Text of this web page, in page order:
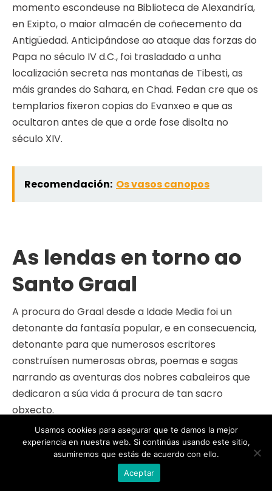
momento escondeuse na Biblioteca de Alexandría,
en Exipto, o maior almacén de coñecemento da
Antigüedad. Anticipándose ao ataque das forzas do
Papa no século IV d.C., foi trasladado a unha
localización secreta nas montañas de Tibesti, as
máis grandes do Sahara, en Chad. Fedan cre que os
templarios fixeron copias do Evanxeo e que as
ocultaron antes de que a orde fose disolta no
século XIV.
Recomendación: Os vasos canopos
As lendas en torno ao
Santo Graal
A procura do Graal desde a Idade Media foi un
detonante da fantasía popular, e en consecuencia,
detonante para que numerosos escritores
construísen numerosas obras, poemas e sagas
narrando as aventuras dos nobres cabaleiros que
dedicaron a súa vida á procura de tan sacro
obxecto.
A lenda di que non todos os mortais serían capaces
de achar a localización do Graal, xa que esta misión
quedaba reducida, exclusivamente, aos puros de
Usamos cookies para asegurar que te damos la mejor
experiencia en nuestra web. Si continúas usando este sitio,
asumiremos que estás de acuerdo con ello.
Aceptar